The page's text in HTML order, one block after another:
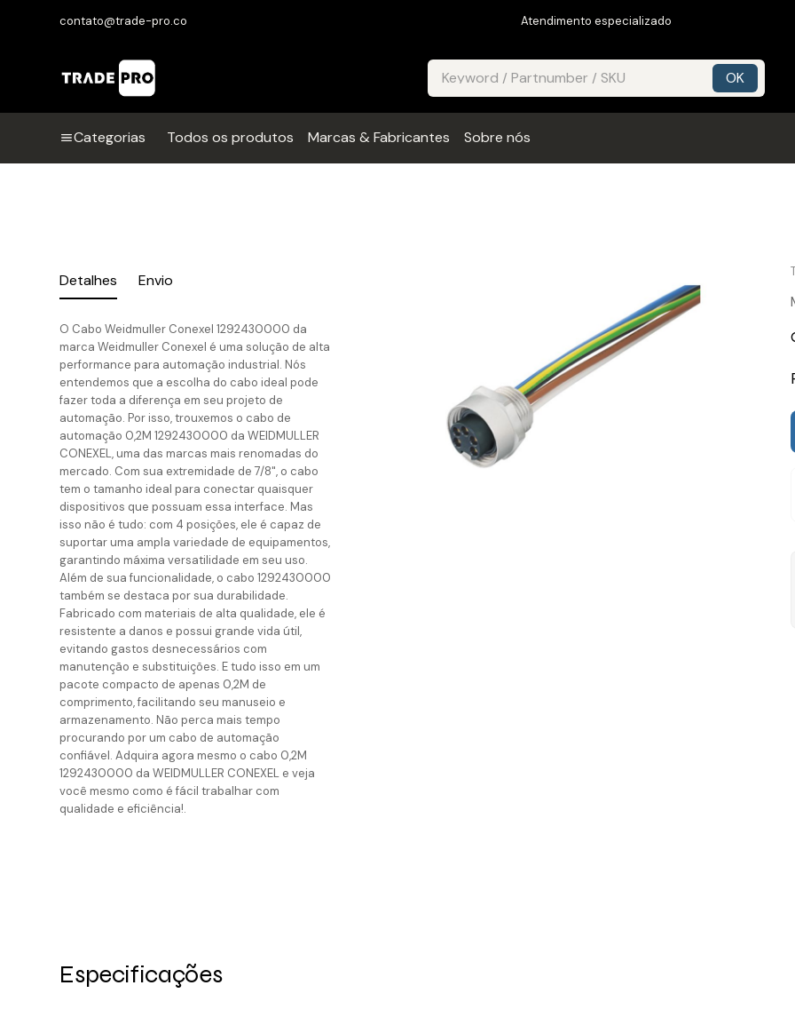
contato@trade-pro.co Atendimento especializado
Categorias Todos os produtos Marcas & Fabricantes Sobre nós
Detalhes Envio
O Cabo Weidmuller Conexel 1292430000 da
marca Weidmuller Conexel é uma solução de alta
performance para automação industrial. Nós
entendemos que a escolha do cabo ideal pode
fazer toda a diferença em seu projeto de
automação. Por isso, trouxemos o cabo de
automação 0,2M 1292430000 da WEIDMULLER
CONEXEL, uma das marcas mais renomadas do
mercado. Com sua extremidade de 7/8", o cabo
tem o tamanho ideal para conectar quaisquer
dispositivos que possuam essa interface. Mas
isso não é tudo: com 4 posições, ele é capaz de
suportar uma ampla variedade de equipamentos,
garantindo máxima versatilidade em seu uso.
Além de sua funcionalidade, o cabo 1292430000
também se destaca por sua durabilidade.
Fabricado com materiais de alta qualidade, ele é
resistente a danos e possui grande vida útil,
evitando gastos desnecessários com
manutenção e substituições. E tudo isso em um
pacote compacto de apenas 0,2M de
comprimento, facilitando seu manuseio e
armazenamento. Não perca mais tempo
procurando por um cabo de automação
confiável. Adquira agora mesmo o cabo 0,2M
1292430000 da WEIDMULLER CONEXEL e veja
você mesmo como é fácil trabalhar com
qualidade e eficiência!.
Especificações